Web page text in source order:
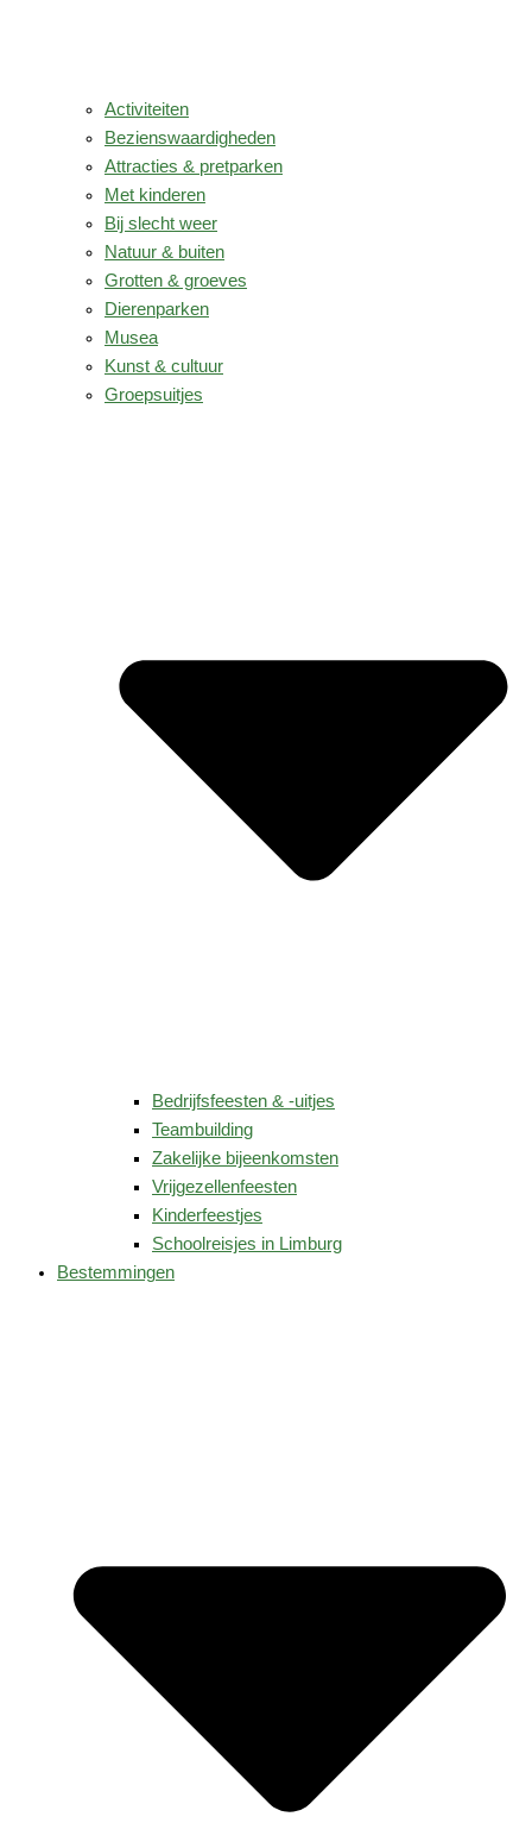
Activiteiten
Bezienswaardigheden
Attracties & pretparken
Met kinderen
Bij slecht weer
Natuur & buiten
Grotten & groeves
Dierenparken
Musea
Kunst & cultuur
Groepsuitjes
Bedrijfsfeesten & -uitjes
Teambuilding
Zakelijke bijeenkomsten
Vrijgezellenfeesten
Kinderfeestjes
Schoolreisjes in Limburg
Bestemmingen